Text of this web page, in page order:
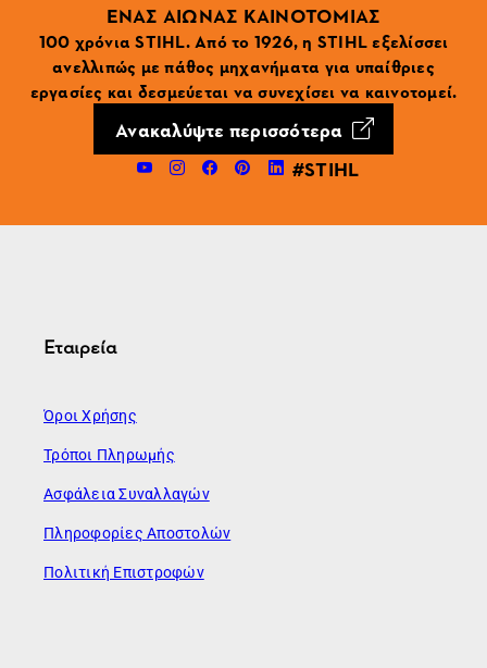
ΕΝΑΣ ΑΙΩΝΑΣ ΚΑΙΝΟΤΟΜΙΑΣ
100 χρόνια STIHL. Από το 1926, η STIHL εξελίσσει
ανελλιπώς με πάθος μηχανήματα για υπαίθριες
εργασίες και δεσμεύεται να συνεχίσει να καινοτομεί.
Ανακαλύψτε περισσότερα
#STIHL
Εταιρεία
Όροι Χρήσης
Τρόποι Πληρωμής
Ασφάλεια Συναλλαγών
Πληροφορίες Αποστολών
Πολιτική Επιστροφών